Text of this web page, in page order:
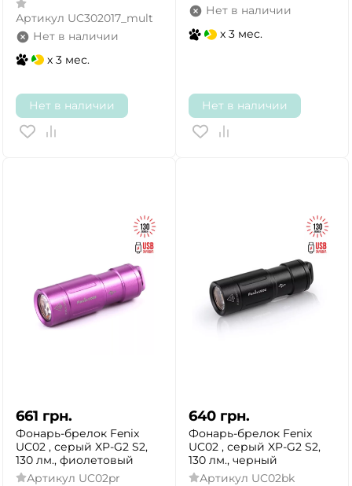
Артикул UC302017_mult
Нет в наличии
x 3 мес.
Нет в наличии
Нет в наличии
x 3 мес.
Нет в наличии
661 грн.
Фонарь-брелок Fenix
UC02 , серый XP-G2 S2,
130 лм., фиолетовый
Артикул UC02pr
640 грн.
Фонарь-брелок Fenix
UC02 , серый XP-G2 S2,
130 лм., черный
Артикул UC02bk